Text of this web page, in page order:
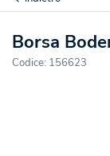
Borsa
Codice: 156623